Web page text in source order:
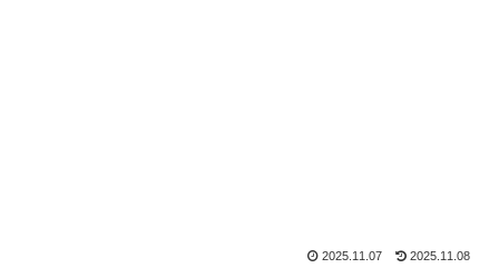
2025.11.07 2025.11.08